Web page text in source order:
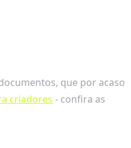
que por acaso
criadores - confira as